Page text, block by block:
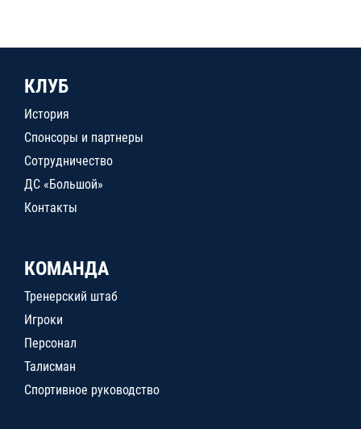
КЛУБ
История
Спонсоры и партнеры
Сотрудничество
ДС «Большой»
Контакты
КОМАНДА
Тренерский штаб
Игроки
Персонал
Талисман
Спортивное руководство